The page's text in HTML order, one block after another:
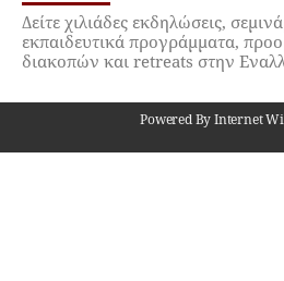
Δείτε χιλιάδες εκδηλώσεις,
εκπαιδευτικά προγράμματα,
διακοπών και retreats στην
Powered By Internet